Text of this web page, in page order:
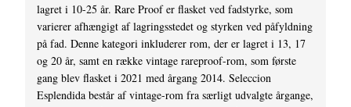
lagret i 10-25 år. Rare Proof er flasket ved fadstyrke, som
varierer afhængigt af lagringsstedet og styrken ved påfyldning
på fad. Denne kategori inkluderer rom, der er lagret i 13, 17
og 20 år, samt en række vintage rareproof-rom, som første
gang blev flasket i 2021 med årgang 2014. Seleccion
Esplendida består af vintage-rom fra særligt udvalgte årgange,